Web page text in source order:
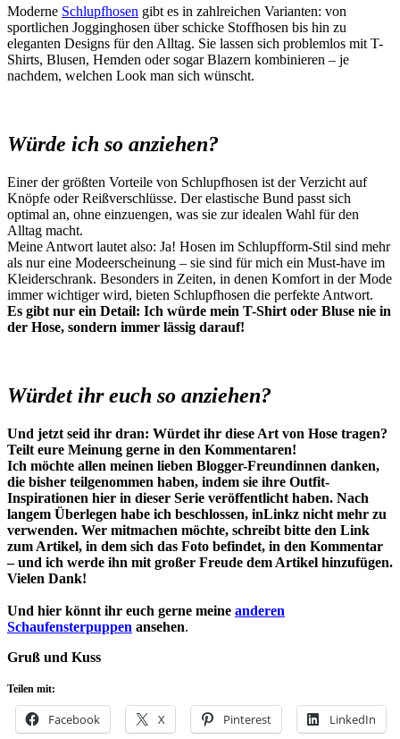
Moderne Schlupfhosen gibt es in zahlreichen Varianten: von
sportlichen Jogginghosen über schicke Stoffhosen bis hin zu
eleganten Designs für den Alltag. Sie lassen sich problemlos mit T-
Shirts, Blusen, Hemden oder sogar Blazern kombinieren – je
nachdem, welchen Look man sich wünscht.
Würde ich so anziehen?
Einer der größten Vorteile von Schlupfhosen ist der Verzicht auf
Knöpfe oder Reißverschlüsse. Der elastische Bund passt sich
optimal an, ohne einzuengen, was sie zur idealen Wahl für den
Alltag macht.
Meine Antwort lautet also: Ja! Hosen im Schlupfform-Stil sind mehr
als nur eine Modeerscheinung – sie sind für mich ein Must-have im
Kleiderschrank. Besonders in Zeiten, in denen Komfort in der Mode
immer wichtiger wird, bieten Schlupfhosen die perfekte Antwort.
Es gibt nur ein Detail: Ich würde mein T-Shirt oder Bluse nie in
der Hose, sondern immer lässig darauf!
Würdet ihr euch so anziehen?
Und jetzt seid ihr dran: Würdet ihr diese Art von Hose tragen?
Teilt eure Meinung gerne in den Kommentaren!
Ich möchte allen meinen lieben Blogger-Freundinnen danken,
die bisher teilgenommen haben, indem sie ihre Outfit-
Inspirationen hier in dieser Serie veröffentlicht haben. Nach
langem Überlegen habe ich beschlossen, inLinkz nicht mehr zu
verwenden. Wer mitmachen möchte, schreibt bitte den Link
zum Artikel, in dem sich das Foto befindet, in den Kommentar
– und ich werde ihn mit großer Freude dem Artikel hinzufügen.
Vielen Dank!
Und hier könnt ihr euch gerne meine anderen
Schaufensterpuppen ansehen.
Gruß und Kuss
Teilen mit:
Facebook X Pinterest LinkedIn